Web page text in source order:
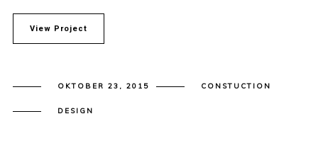
View Project
OKTOBER 23, 2015 CONSTUCTION
DESIGN